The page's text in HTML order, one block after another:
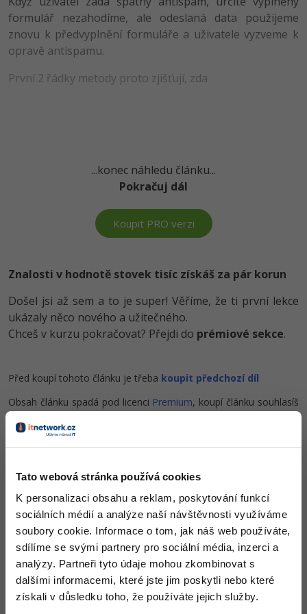
Tato webová stránka používá cookies
K personalizaci obsahu a reklam, poskytování funkcí
sociálních médií a analýze naší návštěvnosti využíváme
soubory cookie. Informace o tom, jak náš web používáte,
sdílíme se svými partnery pro sociální média, inzerci a
analýzy. Partneři tyto údaje mohou zkombinovat s
dalšími informacemi, které jste jim poskytli nebo které
získali v důsledku toho, že používáte jejich služby.
Copywriter
WordPress specialista
SEO specialista
Algoritmy -41%
Umělá inteligence (AI)
Testování softwaru
Marketing -30%
SEO -30%
UX
Business
Kryptoměny -25%
Copywriting -30%
MS Office -80%
Google Dokumenty
Kurzy designu
Adobe Illustrator -80%
Adobe XD -15%
-25%
Adobe After Effects
Blender -80%
Inkscape
Fotografování -80%
Video
Kariéra
Pro firmy
formulář nezahodíme, ale odeslaná data použijeme
znovu k předvyplnění formuláře a uživatele vyzveme k
opravě antispamu.
První 2 řádky metody proto zjišťují, zda
...konec náhledu článku...
Pokračuj dál
Koupit PRO verzi
Znalosti v hodnotě stovek tisíc získáš za pár korun
Došel jsi až sem a to je super! Věříme, že ti první lekce
ukázaly něco nového a užitečného.
Chceš v kurzu pokračovat? Přejdi do prémiové sekce.
Před koupí tohoto článku je třeba koupit předchozí díl
Obsah článku spadá pod licenci Premium, koupí článku souhlasíš
se
Co od nás v dalších lekcích dostaneš?
Přístup k jednotlivým lekcím dle způsobu pořízení.
Kvalitní znalostiv oblasti IT.
Dovednosti, které ti pomohou získat vysněnou a
dobře placenou práci